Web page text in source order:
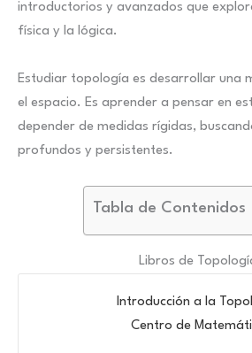
introductorios y avanzados que
física y la lógica.
Estudiar topología es desarrollar una
el espacio. Es aprender a pensar en
depender de medidas rígidas,
profundos y persistentes.
Tabla de Contenidos
Libros de
Introducción a la
Centro de